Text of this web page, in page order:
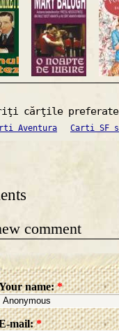
cărţile
Aventura Carti SF
comment
name:*
mail:*